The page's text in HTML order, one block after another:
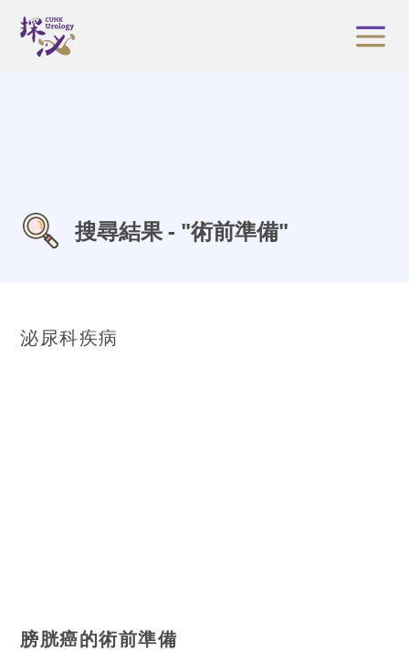
搜尋結果 - "術前準備"
泌尿科疾病
膀胱癌的術前準備